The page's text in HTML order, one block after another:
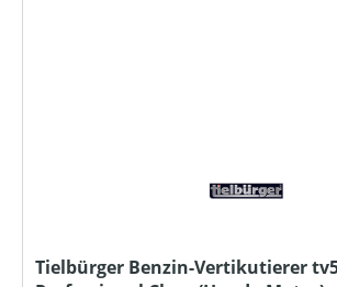
Tielbürger Benzin-Vertikutierer